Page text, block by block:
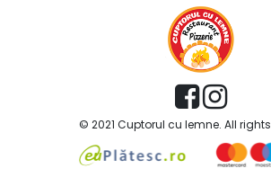
© 2021 Cuptorul cu lemne. All